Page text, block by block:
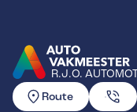
R.J.O.
GA NAAR DE
Route